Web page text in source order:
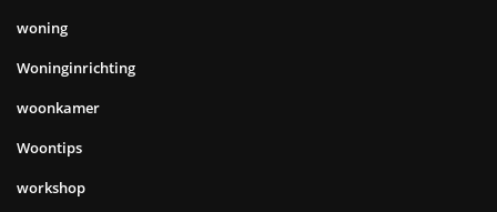
woning
Woninginrichting
woonkamer
Woontips
workshop